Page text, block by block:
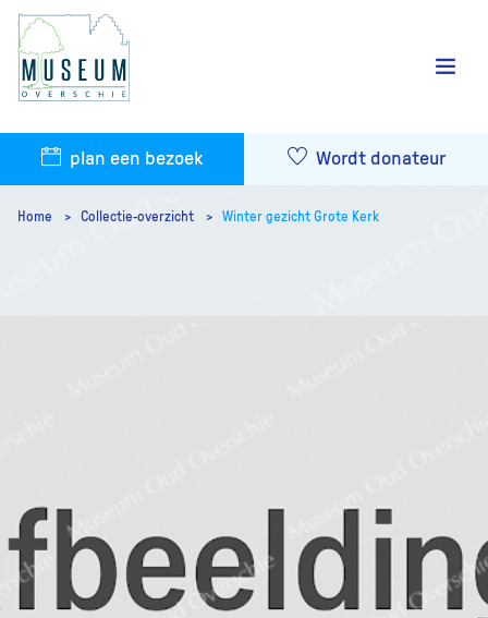
plan een bezoek Wordt donateur
Home Collectie-overzicht Winter gezicht Grote Kerk